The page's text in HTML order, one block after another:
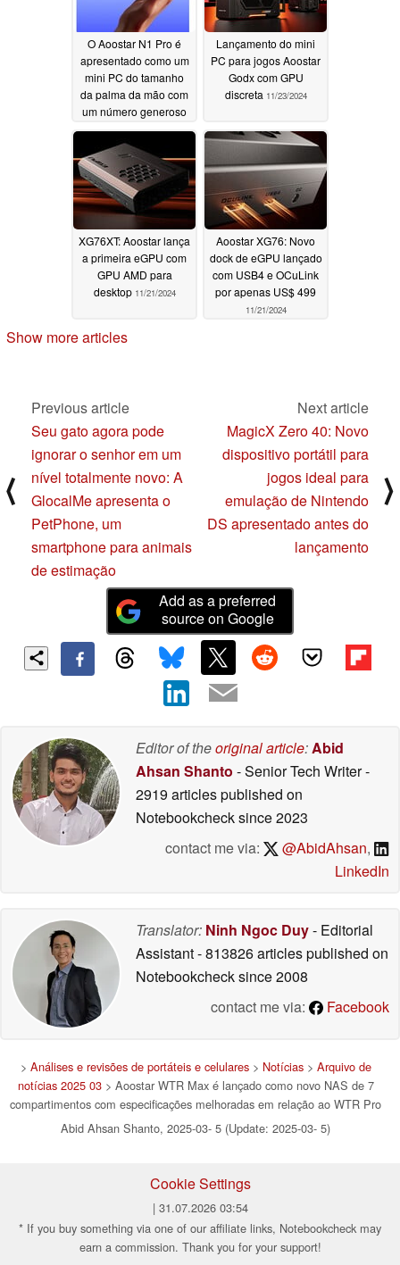
O Aoostar N1 Pro é
apresentado como um
mini PC do tamanho
da palma da mão com
um número generoso
de portas11/24/2024
Lançamento do mini
PC para jogos Aoostar
Godx com GPU
discreta 11/23/2024
XG76XT: Aoostar lança
a primeira eGPU com
GPU AMD para
desktop 11/21/2024
Aoostar XG76: Novo
dock de eGPU lançado
com USB4 e OCuLink
por apenas US$ 499
11/21/2024
Show more articles
⟨
Previous article
Seu gato agora pode
ignorar o senhor em um
nível totalmente novo: A
GlocalMe apresenta o
PetPhone, um
smartphone para animais
de estimação
Next article
MagicX Zero 40: Novo
dispositivo portátil para
jogos ideal para
emulação de Nintendo
DS apresentado antes do
lançamento
⟩
Add as a preferred
source on Google
Editor of theoriginal article:Abid
Ahsan Shanto - Senior Tech Writer-
2919 articles published on
Notebookchecksince 2023
contact me via:
@AbidAhsan,
LinkedIn
Translator: Ninh Ngoc Duy- Editorial
Assistant- 813826 articles published on
Notebookchecksince 2008
contact me via:
Facebook
> Análises e revisões de portáteis e celulares> Notícias> Arquivo de
notícias 2025 03> Aoostar WTR Max é lançado como novo NAS de 7
compartimentos com especificações melhoradas em relação ao WTR Pro
Abid Ahsan Shanto, 2025-03- 5 (Update: 2025-03- 5)
Cookie Settings
| 31.07.2026 03:54
* If you buy something via one of our affiliate links, Notebookcheck may
earn a commission. Thank you for your support!